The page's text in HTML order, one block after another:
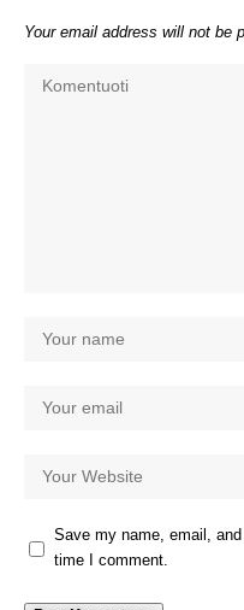
Your email address will not be
Save my name, email,
time I comment.